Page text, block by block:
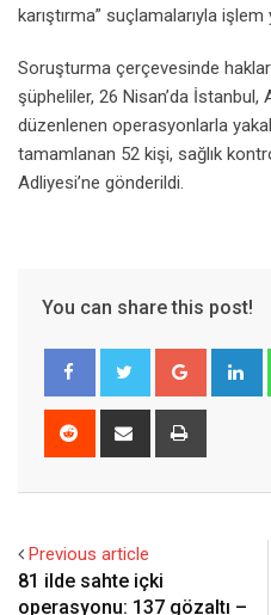
karıştırma” suçlamalarıyla işlem
Soruşturma çerçevesinde
şüpheliler, 26 Nisan’da İstanbul,
düzenlenen operasyonlarla
tamamlanan 52 kişi, sağlık
Adliyesi’ne gönderildi.
You can share this post!
Google+
Reddit
Share
Previous article
81 ilde sahte içki
operasyonu: 137 gözaltı –